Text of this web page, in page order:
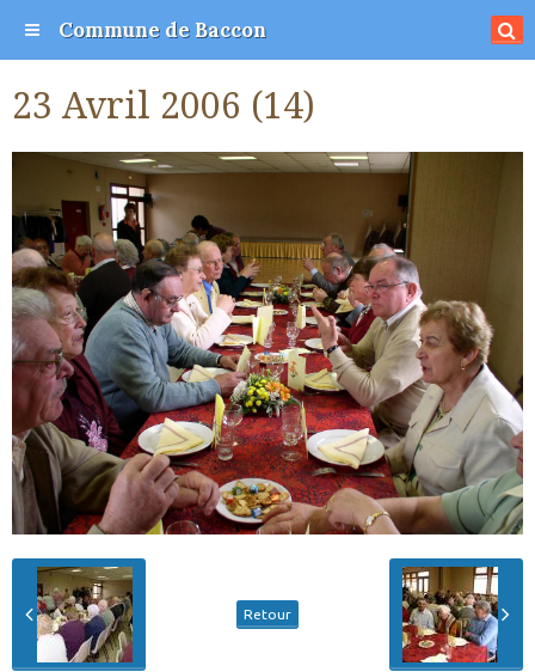
Commune de Baccon
23 Avril 2006 (14)
Retour